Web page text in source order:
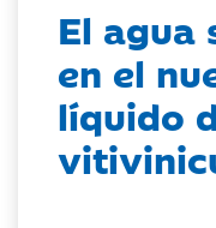
El agua
en el
líquido